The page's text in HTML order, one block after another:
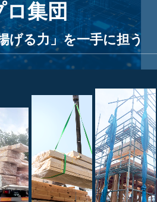
集団
げる力」を一手に担う